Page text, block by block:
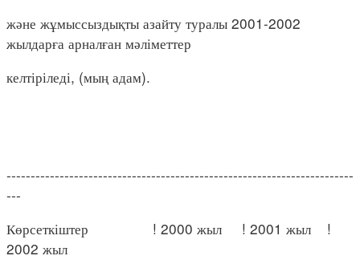
және жұмыссыздықты азайту туралы 2001-2002
жылдарға арналған мәліметтер
келтіріледі, (мың адам).
------------------------------------------------------------------------
---
Көрсеткіштер ! 2000 жыл ! 2001 жыл !
2002 жыл